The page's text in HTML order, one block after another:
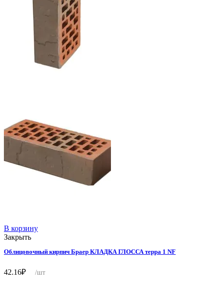
В корзину
Закрыть
Облицовочный кирпич Браер КЛАДКА ГЛОССА терра 1 NF
42.16₽ /шт